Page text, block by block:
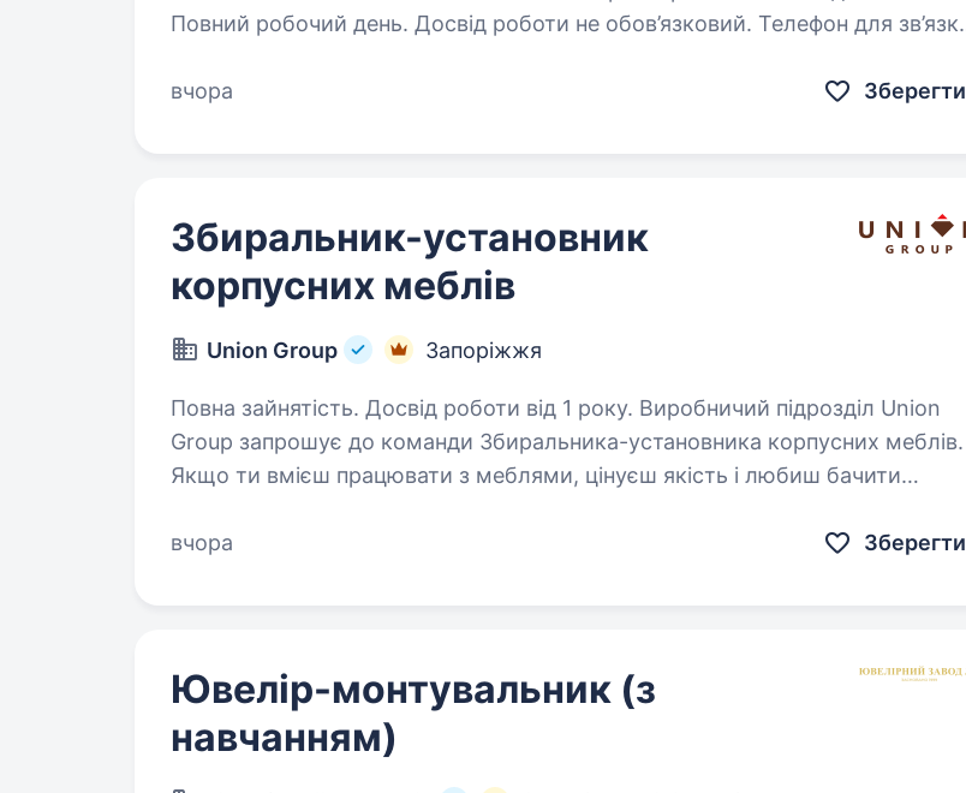
Повний робочий день. Досвід роботи не обов’язковий. Телефон для зв’язку
вчора
Зберегти
Збиральник-установник
корпусних меблів
Union Group Запоріжжя
Повна зайнятість. Досвід роботи від 1 року. Виробничий підрозділ Union
Group запрошує до команди Збиральника-установника корпусних меблів.
Якщо ти вмієш працювати з меблями, цінуєш якість і любиш бачити
вчора
Зберегти
Ювелір-монтувальник (з
навчанням)